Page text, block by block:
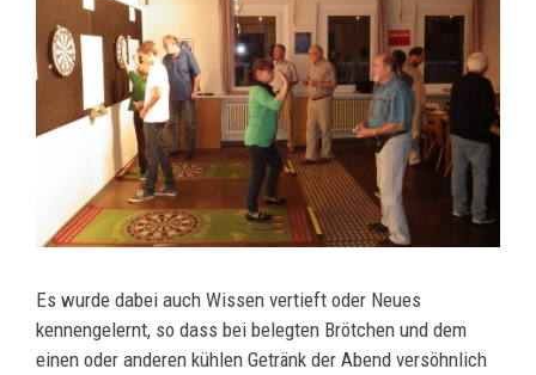
Es wurde dabei auch Wissen vertieft oder Neues
kennengelernt, so dass bei belegten Brötchen und dem
einen oder anderen kühlen Getränk der Abend versöhnlich